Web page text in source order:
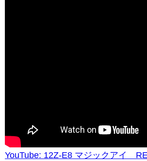
YouTube: 12Z-E8 マジックアイ